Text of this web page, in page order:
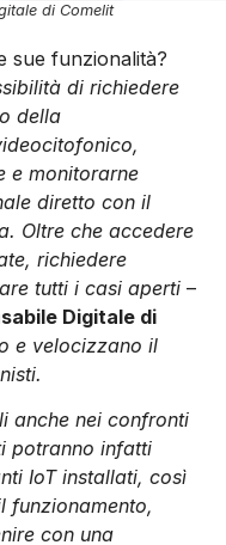
di Comelit
sue funzionalità?
di richiedere
della
e monitorarne
diretto con il
Oltre che accedere
richiedere
tutti i casi aperti –
Digitale di
e velocizzano il
anche nei confronti
potranno infatti
IoT installati, così
funzionamento,
con una